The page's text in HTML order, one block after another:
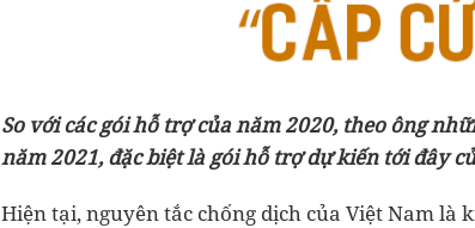
So với các gói hỗ trợ của năm 2020, theo ông
năm 2021, đặc biệt là gói hỗ trợ dự kiến tới đây
Hiện tại, nguyên tắc chống dịch của Việt Nam là